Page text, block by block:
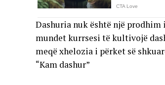
Dashuria nuk është një
mundet kurrsesi të kultivojë
meqë xhelozia i përket së
“Kam dashur”